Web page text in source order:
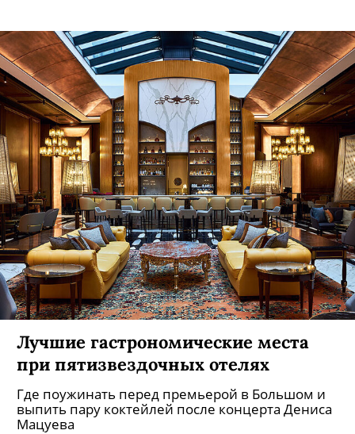
Лучшие гастрономические места
при пятизвездочных отелях
Где поужинать перед премьерой в Большом и
выпить пару коктейлей после концерта Дениса
Мацуева